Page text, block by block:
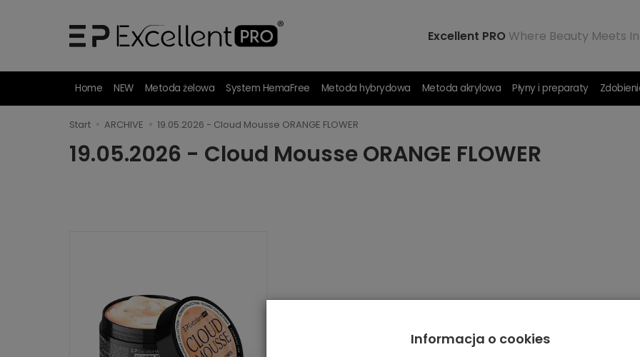
Excellent PRO Where Beauty Meets
Home NEW Metoda żelowa System HemaFree Metoda hybrydowa Metoda akrylowa Płyny i preparaty
Start ARCHIVE 19.05.2026 - Cloud Mousse ORANGE FLOWER
19.05.2026 - Cloud Mousse ORANGE FLOWER
Informacja o cookies